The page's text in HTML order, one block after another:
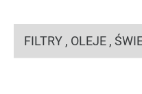
FILTRY , OLEJE ,